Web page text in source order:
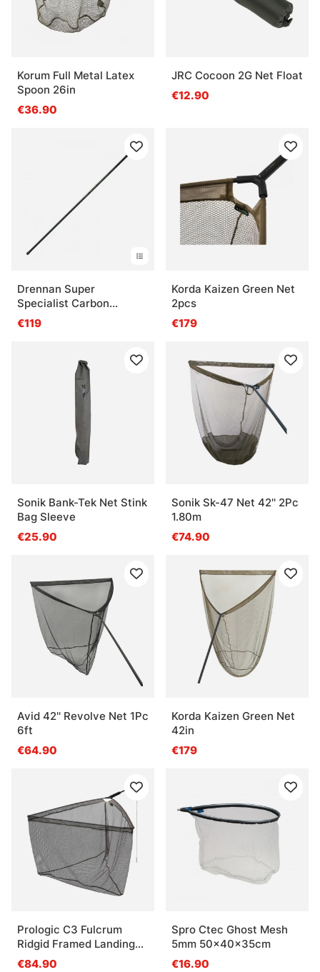
Korum Full Metal Latex
Spoon 26in
€36.90
JRC Cocoon 2G Net Float
€12.90
Drennan Super
Specialist Carbon
Twistlock
€119
Korda Kaizen Green Net
2pcs
€179
Sonik Bank-Tek Net Stink
Bag Sleeve
€25.90
Sonik Sk-47 Net 42'' 2Pc
1.80m
€74.90
Avid 42'' Revolve Net 1Pc
6ft
€64.90
Korda Kaizen Green Net
42in
€179
Prologic C3 Fulcrum
Ridgid Framed Landing
Net 42''
€84.90
Spro Ctec Ghost Mesh
5mm 50x40x35cm
€16.90